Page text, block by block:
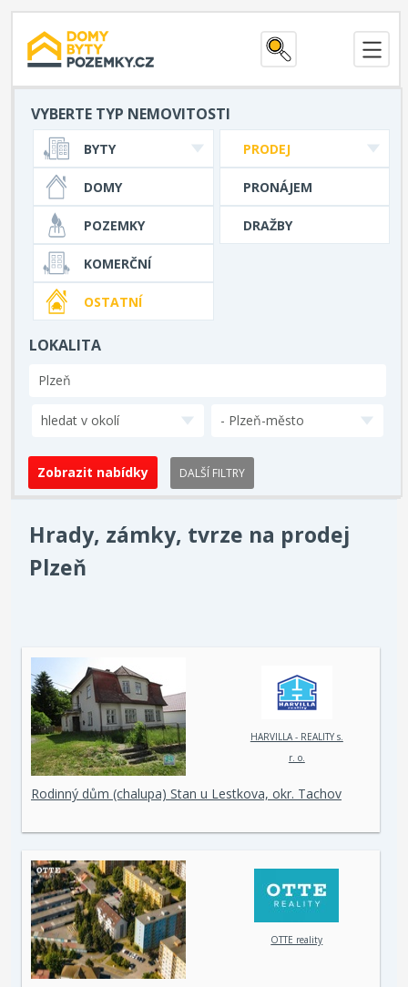
VYBERTE TYP NEMOVITOSTI
PRODEJ
PRONÁJEM
DRAŽBY
BYTY
DOMY
POZEMKY
KOMERČNÍ
OSTATNÍ
LOKALITA
hledat v okolí - Plzeň-město
DALŠÍ FILTRY
Hrady, zámky, tvrze na prodej
Plzeň
HARVILLA - REALITY s.
r. o.
Rodinný dům (chalupa) Stan u Lestkova, okr. Tachov
OTTE reality